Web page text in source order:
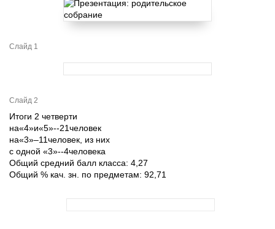
Слайд 1
Слайд 2
Итоги 2 четверти
на«4»и«5»--21человек
на«3»–11человек, из них
с одной «3»--4человека
Общий средний балл класса: 4,27
Общий % кач. зн. по предметам: 92,71